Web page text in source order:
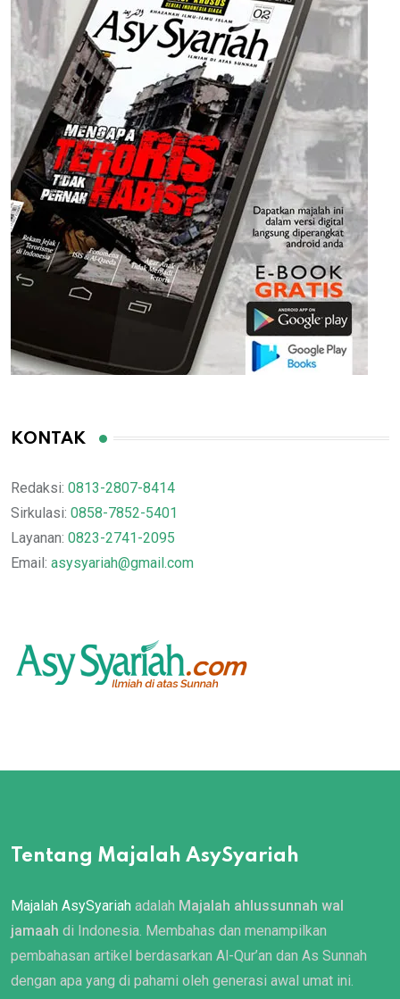
KONTAK
Redaksi: 0813-2807-8414
Sirkulasi: 0858-7852-5401
Layanan: 0823-2741-2095
Email: asysyariah@gmail.com
Tentang Majalah AsySyariah
Majalah AsySyariah adalah Majalah ahlussunnah wal
jamaah di Indonesia. Membahas dan menampilkan
pembahasan artikel berdasarkan Al-Qur’an dan As Sunnah
dengan apa yang di pahami oleh generasi awal umat ini.